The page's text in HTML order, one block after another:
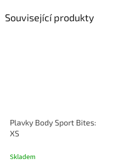
Související produkty
Plavky Body Sport Bites:
XS
Skladem